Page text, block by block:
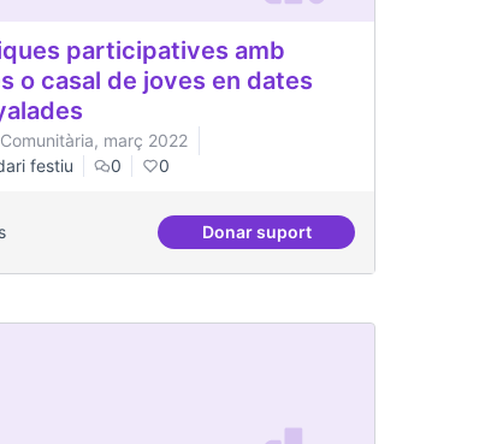
participatives amb
o casal de joves en dates
març 2022
festiu
0 0
Donar suportDinàmiques participatives